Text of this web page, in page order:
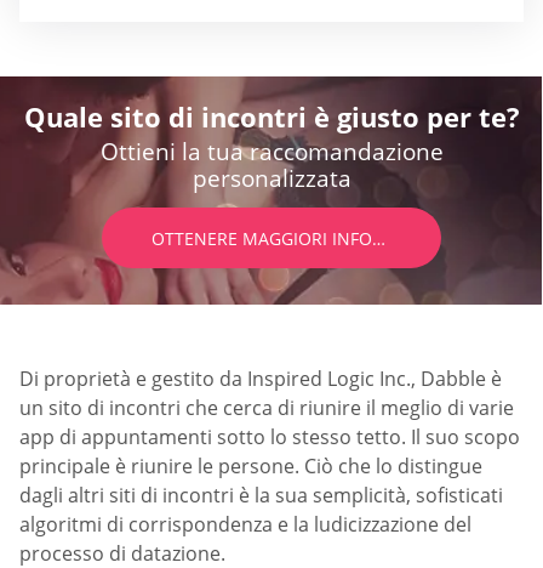
Quale sito di incontri è giusto per te?
Ottieni la tua raccomandazione
personalizzata
OTTENERE MAGGIORI INFORMAZIONI
Di proprietà e gestito da Inspired Logic Inc., Dabble è
un sito di incontri che cerca di riunire il meglio di varie
app di appuntamenti sotto lo stesso tetto. Il suo scopo
principale è riunire le persone. Ciò che lo distingue
dagli altri siti di incontri è la sua semplicità, sofisticati
algoritmi di corrispondenza e la ludicizzazione del
processo di datazione.